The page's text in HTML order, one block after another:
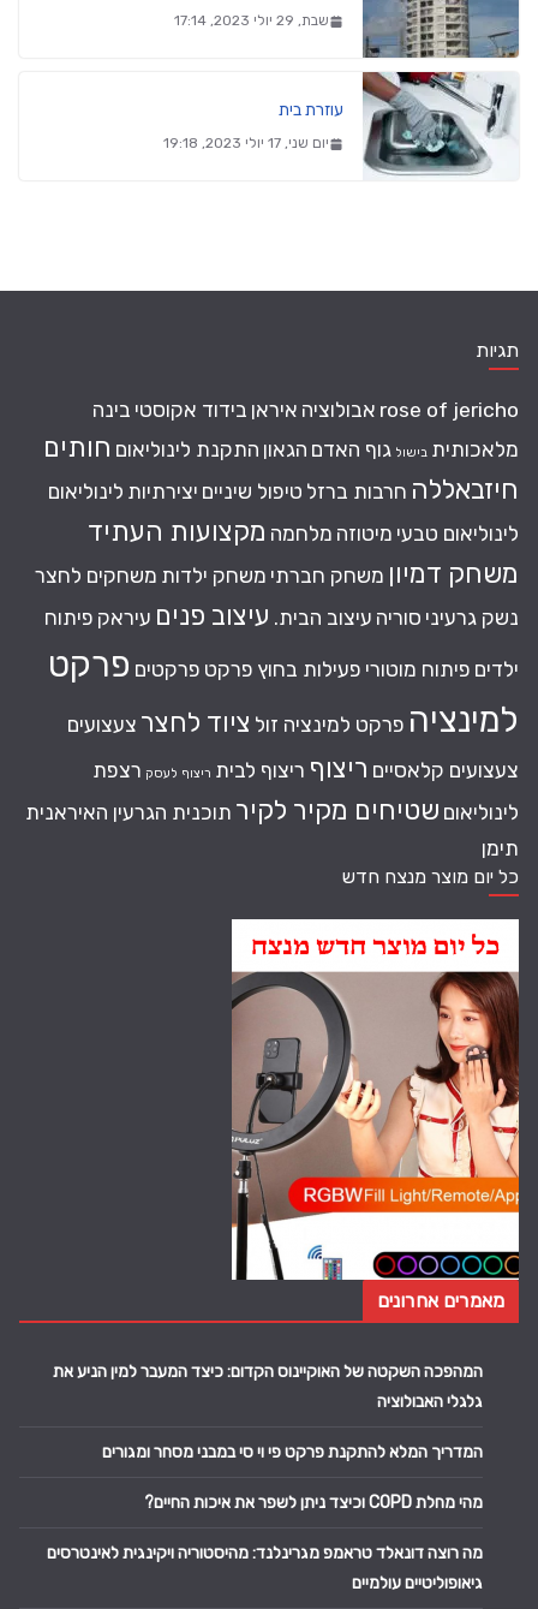
שבת, 29 יולי 2023, 17:14
עוזרת בית
יום שני, 17 יולי 2023, 19:18
תגיות
rose of jericho אבולוציה איראן בידוד אקוסטי בינה
מלאכותית בישול גוף האדם הגאון התקנת לינוליאום חותים
חיזבאללה חרבות ברזל טיפול שיניים יצירתיות לינוליאום
לינוליאום טבעי מיטוזה מלחמה מקצועות העתיד
משחק דמיון משחק חברתי משחק ילדות משחקים לחצר
נשק גרעיני סוריה עיצוב הבית. עיצוב פנים עיראק פיתוח
ילדים פיתוח מוטורי פעילות בחוץ פרקט פרקטים פרקט
למינציה פרקט למינציה זול ציוד לחצר צעצועים
צעצועים קלאסיים ריצוף ריצוף לבית ריצוף לעסק רצפת
לינוליאום שטיחים מקיר לקיר תוכנית הגרעין האיראנית
תימן
כל יום מוצר מנצח חדש
מאמרים אחרונים
המהפכה השקטה של האוקיינוס הקדום: כיצד המעבר למין הניע את
גלגלי האבולוציה
המדריך המלא להתקנת פרקט פי וי סי במבני מסחר ומגורים
מהי מחלת COPD וכיצד ניתן לשפר את איכות החיים?
מה רוצה דונאלד טראמפ מגרינלנד: מהיסטוריה ויקינגית לאינטרסים
גיאופוליטיים עולמיים